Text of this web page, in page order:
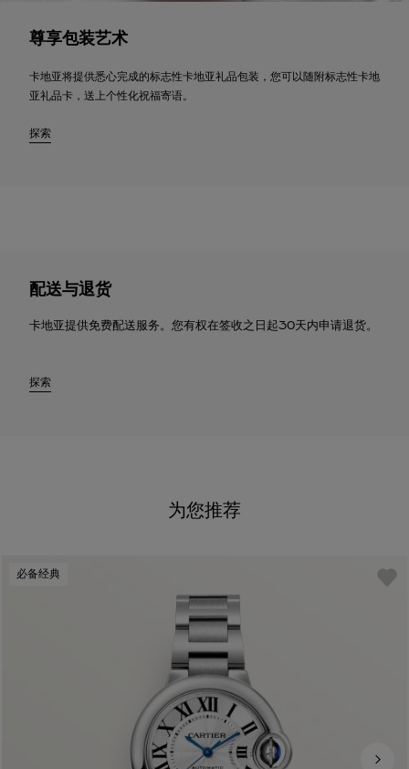
尊享包装艺术
卡地亚将提供悉心完成的标志性卡地亚礼品包装，您可以随附标志性卡地
亚礼品卡，送上个性化祝福寄语。
探索
配送与退货
卡地亚提供免费配送服务。您有权在签收之日起30天内申请退货。
探索
为您推荐
必备经典